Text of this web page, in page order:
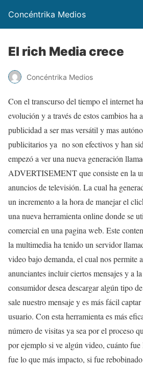
Concéntrika Medios
El rich Media crece
Concéntrika Medios
Con el transcurso del tiempo el internet
evolución y a través de estos cambios ha
publicidad a ser mas versátil y mas
publicitarios ya no son efectivos y han
empezó a ver una nueva generación
ADVERTISEMENT que consiste en la
anuncios de televisión. La cual ha
un incremento a la hora de manejar el
una nueva herramienta online donde se
comercial en una pagina web. Este
la multimedia ha tenido un servidor
video bajo demanda, el cual nos permite
anunciantes incluir ciertos mensajes y a
consumidor desea descargar algún tipo
sale nuestro mensaje y es más fácil
usuario. Con esta herramienta es más
número de visitas ya sea por el proceso
por ejemplo si ve algún video, cuánto
fue lo que más impacto, si fue